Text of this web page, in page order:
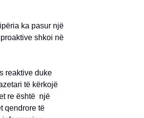
ka pasur një
shkoi në
reaktive duke
të kërkojë
re është një
qendrore të